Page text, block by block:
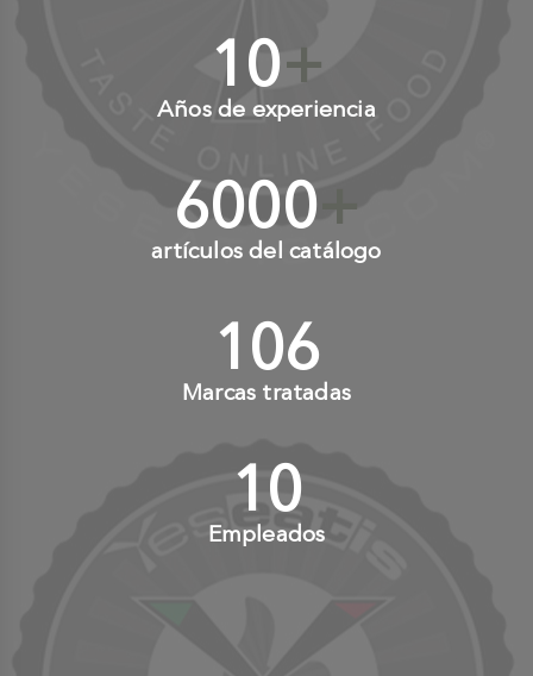
10+
Años de experiencia
6000+
artículos del catálogo
110+
Marcas tratadas
10+
Empleados